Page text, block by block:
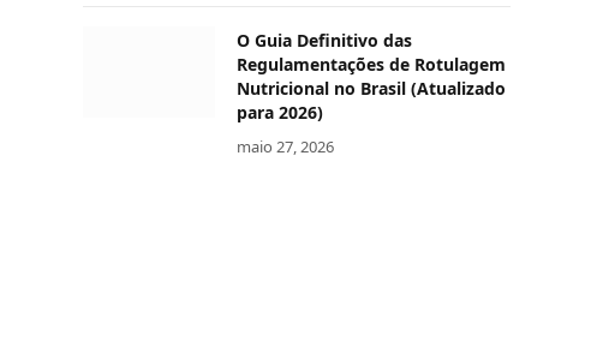
O Guia Definitivo das
Regulamentações de Rotulagem
Nutricional no Brasil (Atualizado
para 2026)
maio 27, 2026